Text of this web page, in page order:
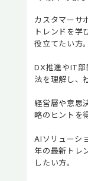
カスタマーサ
トレンドを学
役立てたい方。
DX推進やIT部
法を理解し、
経営層や意思
略のヒントを
AIソリューシ
年の最新トレ
したい方。